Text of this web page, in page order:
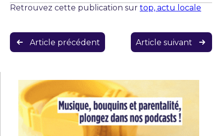
Retrouvez cette publication sur top, actu locale
Navigation
de
Article précédent Article suivant